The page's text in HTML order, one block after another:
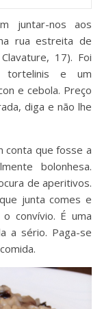
juntar-nos aos
rua estreita de
17). Foi
tortelinis e um
e cebola. Preço
diga e não lhe
conta que fosse a
bolonhesa.
de aperitivos.
junta comes e
convívio. É uma
a sério. Paga-se